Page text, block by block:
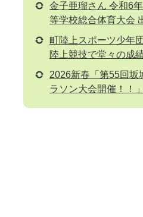
金子亜瑠さん 令和6
等学校総合体育大会
町陸上スポーツ少年
陸上競技で堂々の成績
2026新春「第55回坂
ラソン大会開催！！」